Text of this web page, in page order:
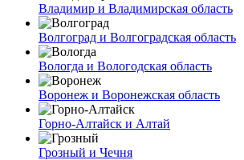
Владимир и Владимирская область
Волгоград и Волгоградская область
Вологда и Вологодская область
Воронеж и Воронежская область
Горно-Алтайск и Алтай
Грозный и Чечня